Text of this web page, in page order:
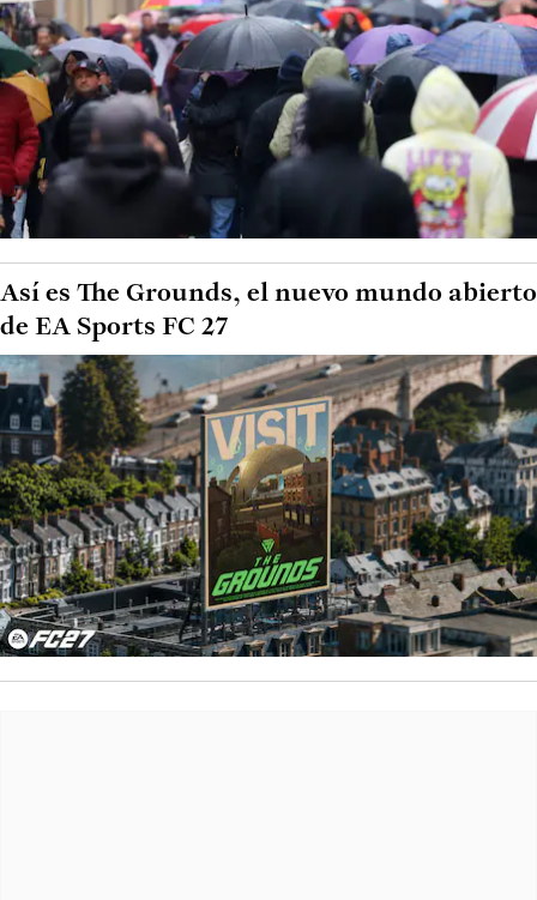
Así es The Grounds, el nuevo mundo abierto
de EA Sports FC 27